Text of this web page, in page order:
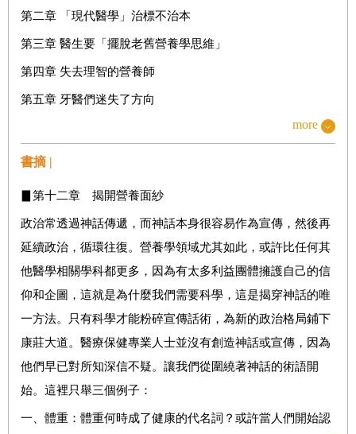
第二章 「現代醫學」治標不治本
第三章 醫生要「擺脫老舊營養學思維」
第四章 失去理智的營養師
第五章 牙醫們迷失了方向
第八章 檢查點A、B、C：營養感知與慢性病
第九章 收集數據自我評估
第十章 藥石罔效，只能改善飲食
第三部 營養戰場筆記
more
書摘 |
▊第十二章 揭開營養面紗
政治常透過神話傳遞，而神話本身很容易作為宣傳，然後再
延續政治，循環往復。營養學領域尤其如此，或許比任何其
他醫學相關學科都更多，因為有太多利益團體擁護自己的信
仰和企圖，這就是為什麼我們需要科學，這是揭穿神話的唯
一方法。只有科學才能粉碎宣傳話術，為新的政治格局鋪下
康莊大道。醫療保健專業人士並沒有創造神話或宣傳，因為
他們早已對所知深信不疑。讓我們從圍繞著神話的術語開
始。這裡只舉三個例子：
一、體重：體重何時成了健康的代名詞？或許當人們開始認